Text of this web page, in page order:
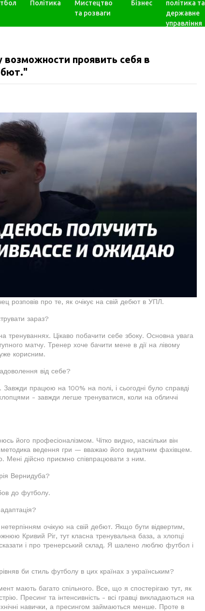
Політика
Мистецтво
та розваги
Бізнес
політика та
державне
управління
проявить себя в
розповів про те, як очікує на свій дебют в УПЛ.
зараз?
Цікаво побачити себе збоку. Основна увага
матчу. Тренер хоче бачити мене в дії на лівому
корисним.
від себе?
працюю на 100% на полі, і сьогодні було справді
- завжди легше тренуватися, коли на обличчі
його професіоналізмом. Чітко видно, наскільки він
ведення гри — вважаю його видатним фахівцем.
дійсно приємно співпрацювати з ним.
Вернидуба?
до футболу.
очікую на свій дебют. Якщо бути відвертим,
Кривий Ріг, тут класна тренувальна база, а хлопці
і про тренерський склад. Я шалено люблю футбол і
би стиль футболу в цих країнах з українським?
мають багато спільного. Все, що я спостерігаю тут, як
Пресинг та інтенсивність - всі гравці викладаються на
навички, а пресингом займаються менше. Проте в